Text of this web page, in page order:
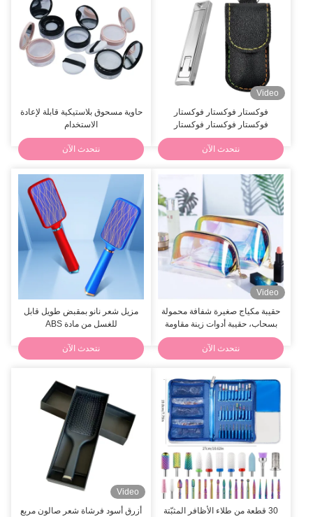
Video
فوكستار فوكستار فوكستار
فوكستار فوكستار فوكستار
فوكستار فوكستار
نتحدث الآن
حاوية مسحوق بلاستيكية قابلة لإعادة
الاستخدام
نتحدث الآن
Video
حقيبة مكياج صغيرة شفافة محمولة
بسحاب، حقيبة أدوات زينة مقاومة
للماء
نتحدث الآن
مزيل شعر نانو بمقبض طويل قابل
للغسل من مادة ABS
نتحدث الآن
30 قطعة من طلاء الأظافر المثبّتة
Video
أزرق أسود فرشاة شعر صالون مربع